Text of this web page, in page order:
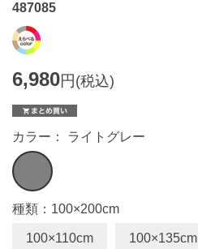
487085
6,980円(税込)
カラー： ライトグレー
種類：100×200cm
100×110cm 100×135cm